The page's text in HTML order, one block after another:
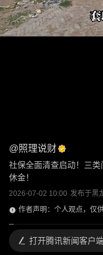
@照理说财
社保全面清查启动！三
休金！
2026-07-02 10:00 发布于黑
作者声明：个人观点，仅
打开腾讯新闻客户